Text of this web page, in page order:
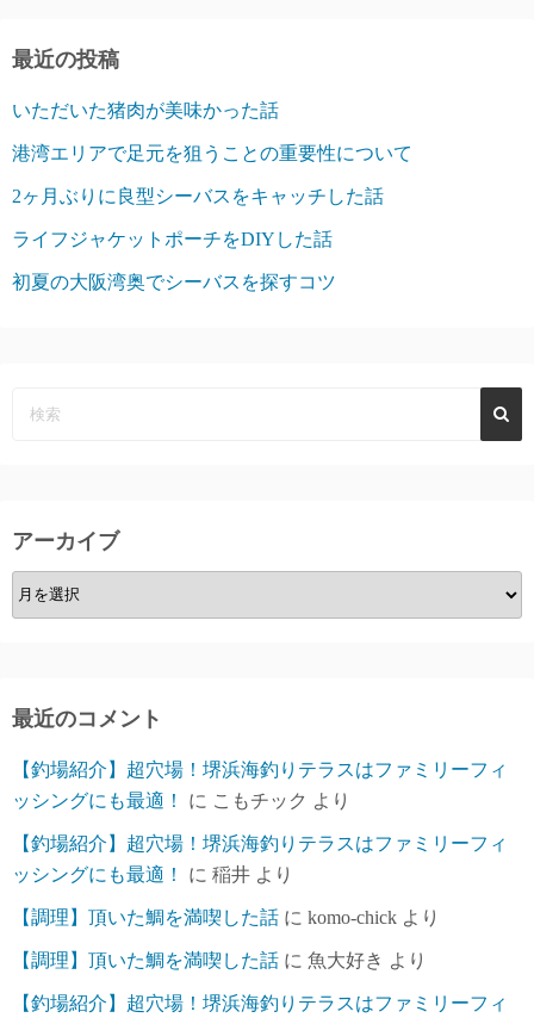
最近の投稿
いただいた猪肉が美味かった話
港湾エリアで足元を狙うことの重要性について
2ヶ月ぶりに良型シーバスをキャッチした話
ライフジャケットポーチをDIYした話
初夏の大阪湾奥でシーバスを探すコツ
アーカイブ
ア
ー
ブ
最近のコメント
【釣場紹介】超穴場！堺浜海釣りテラスはファミリーフィ
ッシングにも最適！
に こもチック より
【釣場紹介】超穴場！堺浜海釣りテラスはファミリーフィ
ッシングにも最適！
に 稲井 より
【調理】頂いた鯛を満喫した話 に komo-chick より
【調理】頂いた鯛を満喫した話 に 魚大好き より
【釣場紹介】超穴場！堺浜海釣りテラスはファミリーフィ